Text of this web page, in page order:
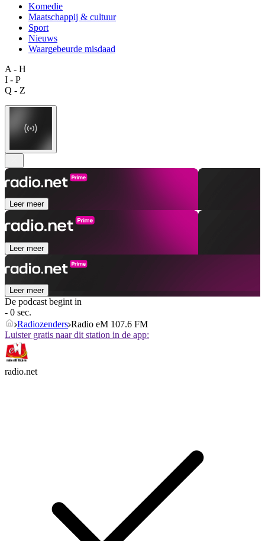
Komedie
Maatschappij & cultuur
Sport
Nieuws
Waargebeurde misdaad
A - H
I - P
Q - Z
Leer meer
Leer meer
Leer meer
De podcast begint in
- 0 sec.
Radiozenders Radio eM 107.6 FM
Luister gratis naar dit station in de app:
radio.net